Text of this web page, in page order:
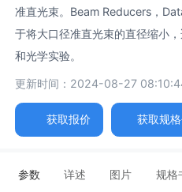
准直光束。Beam Reducers，
于将大口径准直光束的直径缩小
和光学实验。
更新时间：2024-08-27
获取报价 获取规
参数 详述 图片 规格